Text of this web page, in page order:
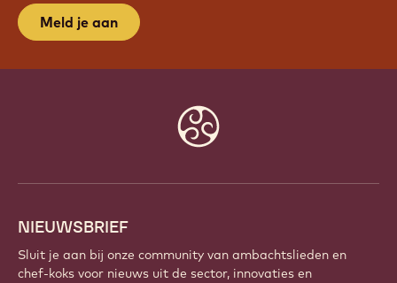
Meld je aan
NIEUWSBRIEF
Sluit je aan bij onze community van ambachtslieden en
chef-koks voor nieuws uit de sector, innovaties en